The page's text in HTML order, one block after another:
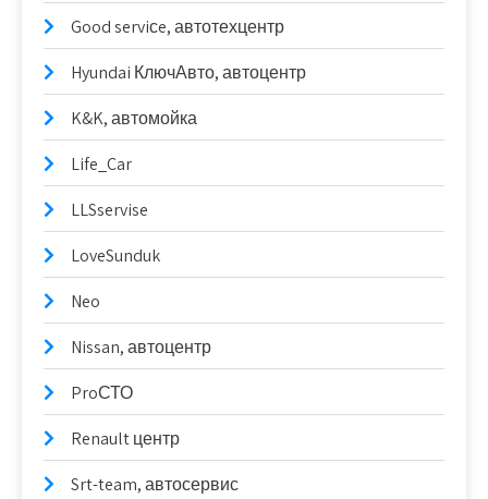
Good serviсe, автотехцентр
Hyundai КлючАвто, автоцентр
K&K, автомойка
Life_Car
LLSservise
LoveSunduk
Neo
Nissan, автоцентр
ProСТО
Renault центр
Srt-team, автосервис